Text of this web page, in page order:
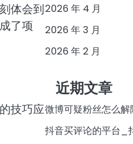
体会到
了项
技巧应
2026 年 4 月
2026 年 3 月
2026 年 2 月
近期文章
微博可疑粉丝怎么
抖音买评论的平台_